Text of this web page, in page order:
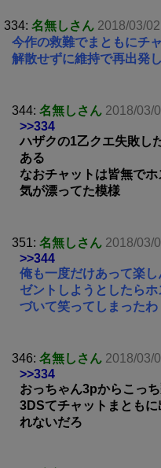
334: 名無しさん 2018/03/
今作の救難でまともにチ
解散せずに維持で再出発
344: 名無しさん 2018/03/
>>334
ハザクの1乙クエ失敗し
ある
なおチャットは皆無で
気が漂ってた模様
351: 名無しさん 2018/03/
>>344
俺も一度だけあって楽
ゼントしようとしたら
づいて笑ってしまったわ
346: 名無しさん 2018/03/
>>334
おっちゃん3pからこっ
3DSてチャットまとも
れないだろ